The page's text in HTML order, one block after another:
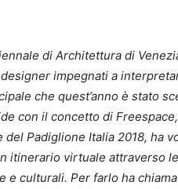
di Architettura di
impegnati a
che quest’anno è stato
con il concetto di
del Padiglione Italia 2018, ha
itinerario virtuale attraverso
e culturali. Per farlo ha